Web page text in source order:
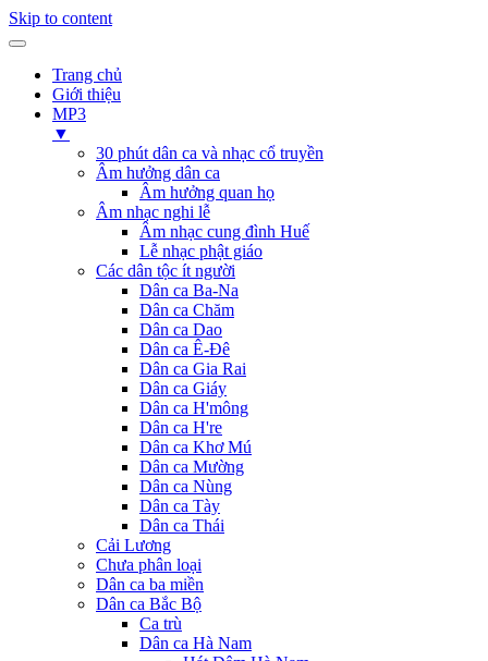
Skip to content
Trang chủ
Giới thiệu
MP3
▼
30 phút dân ca và nhạc cổ truyền
Âm hưởng dân ca
Âm hưởng quan họ
Âm nhạc nghi lễ
Âm nhạc cung đình Huế
Lễ nhạc phật giáo
Các dân tộc ít người
Dân ca Ba-Na
Dân ca Chăm
Dân ca Dao
Dân ca Ê-Đê
Dân ca Gia Rai
Dân ca Giáy
Dân ca H'mông
Dân ca H're
Dân ca Khơ Mú
Dân ca Mường
Dân ca Nùng
Dân ca Tày
Dân ca Thái
Cải Lương
Chưa phân loại
Dân ca ba miền
Dân ca Bắc Bộ
Ca trù
Dân ca Hà Nam